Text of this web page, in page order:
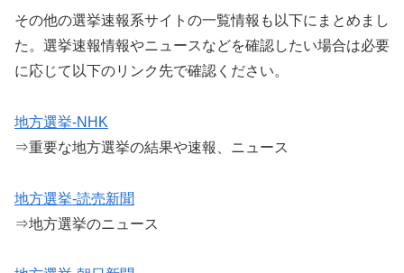
その他の選挙速報系サイトの一覧情報も以下にまとめまし
た。選挙速報情報やニュースなどを確認したい場合は必要
に応じて以下のリンク先で確認ください。
地方選挙-NHK
⇒重要な地方選挙の結果や速報、ニュース
地方選挙-読売新聞
⇒地方選挙のニュース